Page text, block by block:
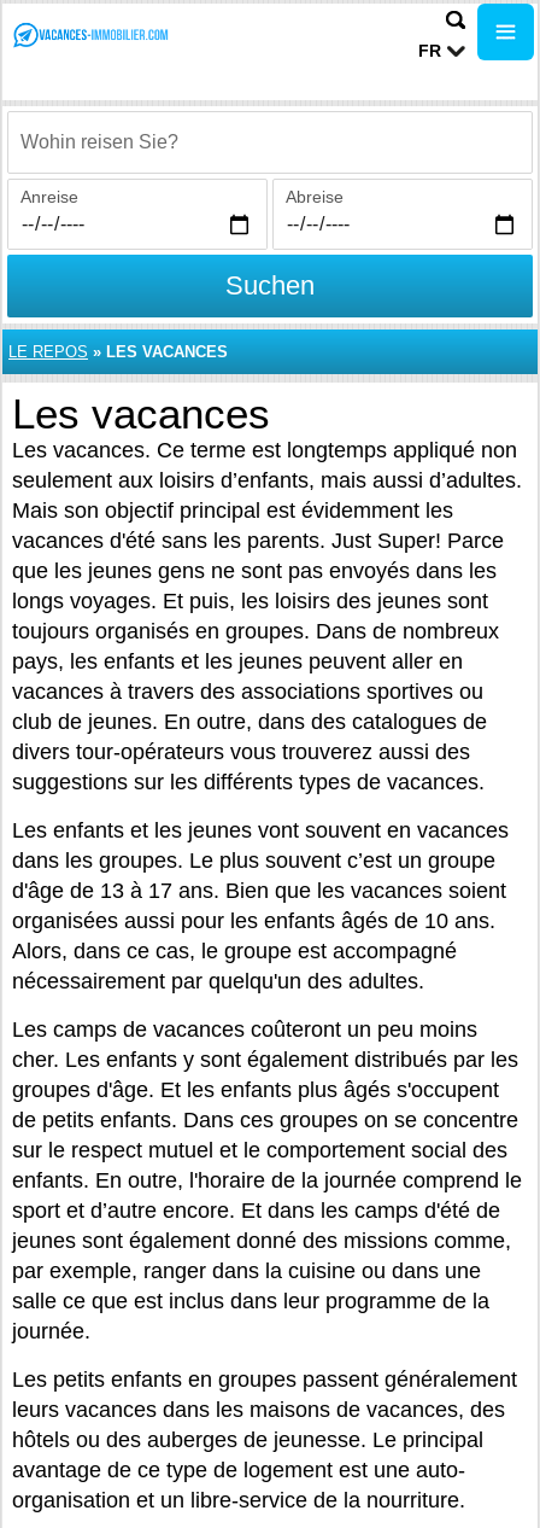
FR
Wohin reisen Sie?
Anreise Abreise
Suchen
LE REPOS » LES VACANCES
Les vacances
Les vacances. Ce terme est longtemps appliqué non
seulement aux loisirs d’enfants, mais aussi d’adultes.
Mais son objectif principal est évidemment les
vacances d'été sans les parents. Just Super! Parce
que les jeunes gens ne sont pas envoyés dans les
longs voyages. Et puis, les loisirs des jeunes sont
toujours organisés en groupes. Dans de nombreux
pays, les enfants et les jeunes peuvent aller en
vacances à travers des associations sportives ou
club de jeunes. En outre, dans des catalogues de
divers tour-opérateurs vous trouverez aussi des
suggestions sur les différents types de vacances.
Les enfants et les jeunes vont souvent en vacances
dans les groupes. Le plus souvent c’est un groupe
d'âge de 13 à 17 ans. Bien que les vacances soient
organisées aussi pour les enfants âgés de 10 ans.
Alors, dans ce cas, le groupe est accompagné
nécessairement par quelqu'un des adultes.
Les camps de vacances coûteront un peu moins
cher. Les enfants y sont également distribués par les
groupes d'âge. Et les enfants plus âgés s'occupent
de petits enfants. Dans ces groupes on se concentre
sur le respect mutuel et le comportement social des
enfants. En outre, l'horaire de la journée comprend le
sport et d’autre encore. Et dans les camps d'été de
jeunes sont également donné des missions comme,
par exemple, ranger dans la cuisine ou dans une
salle ce que est inclus dans leur programme de la
journée.
Les petits enfants en groupes passent généralement
leurs vacances dans les maisons de vacances, des
hôtels ou des auberges de jeunesse. Le principal
avantage de ce type de logement est une auto-
organisation et un libre-service de la nourriture.